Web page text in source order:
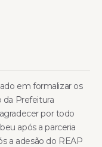
em formalizar os
da Prefeitura
por todo
após a parceria
a adesão do REAP